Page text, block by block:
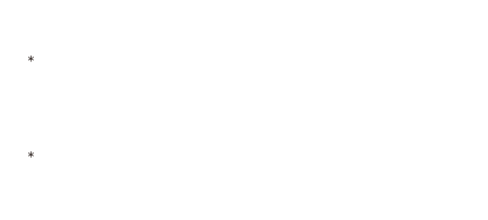
＊
＊